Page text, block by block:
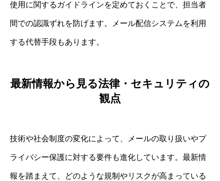
使用に関するガイドラインを定めておくことで、担当者
間での認識ずれを防げます。メール配信システムを利用
する代替手段もあります。
最新情報から見る法律・セキュリティの
観点
技術や社会制度の変化によって、メールの取り扱いやプ
ライバシー保護に対する要件も進化しています。最新情
報を踏まえて、どのような規制やリスクが高まっている